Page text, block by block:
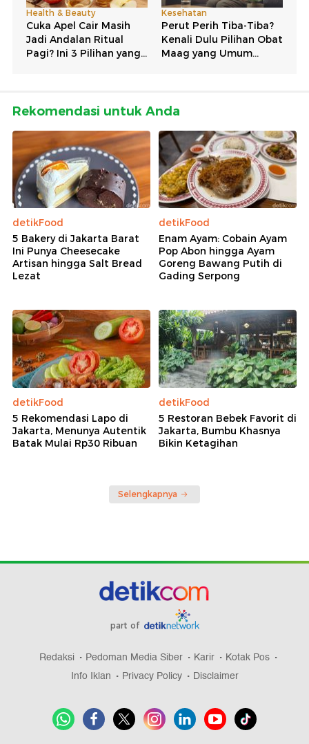
Rekomendasi untuk Anda
detikFood
5 Bakery di Jakarta Barat
Ini Punya Cheesecake
Artisan hingga Salt Bread
Lezat
detikFood
Enam Ayam: Cobain Ayam
Pop Abon hingga Ayam
Goreng Bawang Putih di
Gading Serpong
detikFood
5 Rekomendasi Lapo di
Jakarta, Menunya Autentik
Batak Mulai Rp30 Ribuan
detikFood
5 Restoran Bebek Favorit di
Jakarta, Bumbu Khasnya
Bikin Ketagihan
Selengkapnya
part of
Redaksi Pedoman Media Siber Karir
Kotak Pos
Info Iklan
Privacy Policy Disclaimer